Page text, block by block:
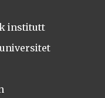
institutt